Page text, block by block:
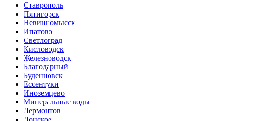
Ставрополь
Пятигорск
Невинномысск
Ипатово
Светлоград
Кисловодск
Железноводск
Благодарный
Буденновск
Ессентуки
Иноземцево
Минеральные воды
Лермонтов
Донское